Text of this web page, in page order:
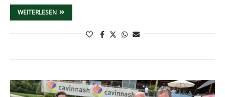
WEITERLESEN